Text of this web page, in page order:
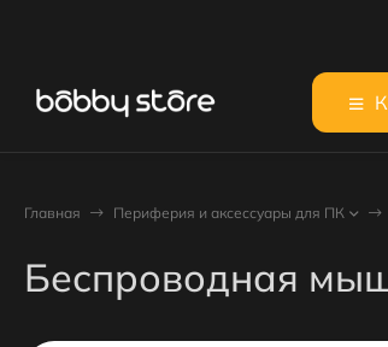
Главная Периферия и аксессуары для ПК
Беспроводная